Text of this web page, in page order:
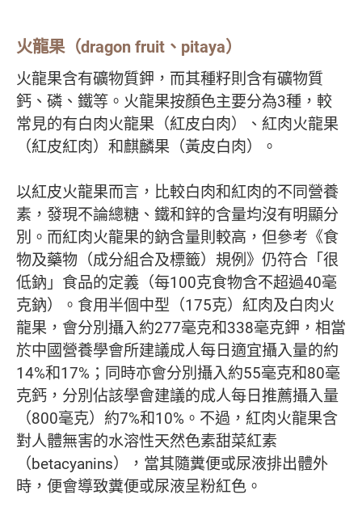
火龍果（dragon fruit、pitaya）
火龍果含有礦物質鉀，而其種籽則含有礦物質
鈣、磷、鐵等。火龍果按顏色主要分為3種，較
常見的有白肉火龍果（紅皮白肉）、紅肉火龍果
（紅皮紅肉）和麒麟果（黃皮白肉）。
以紅皮火龍果而言，比較白肉和紅肉的不同營養
素，發現不論總糖、鐵和鋅的含量均沒有明顯分
別。而紅肉火龍果的鈉含量則較高，但參考《食
物及藥物（成分組合及標籤）規例》仍符合「很
低鈉」食品的定義（每100克食物含不超過40毫
克鈉）。食用半個中型（175克）紅肉及白肉火
龍果，會分別攝入約277毫克和338毫克鉀，相當
於中國營養學會所建議成人每日適宜攝入量的約
14%和17%；同時亦會分別攝入約55毫克和80毫
克鈣，分別佔該學會建議的成人每日推薦攝入量
（800毫克）約7%和10%。不過，紅肉火龍果含
對人體無害的水溶性天然色素甜菜紅素
（betacyanins），當其隨糞便或尿液排出體外
時，便會導致糞便或尿液呈粉紅色。